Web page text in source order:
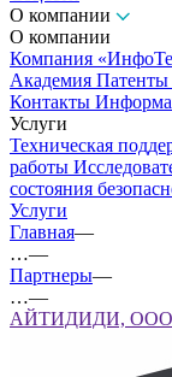
О компании
О компании
Компания
Академия Патенты
Контакты
Услуги
Техническая
работы
состояния
Услуги
Главная—
…—
Партнеры—
…—
АЙТИДИДИ, ООО